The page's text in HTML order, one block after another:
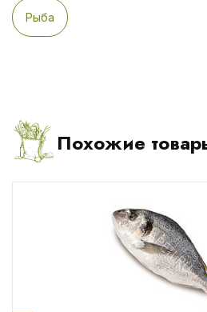
Рыба
Похожие